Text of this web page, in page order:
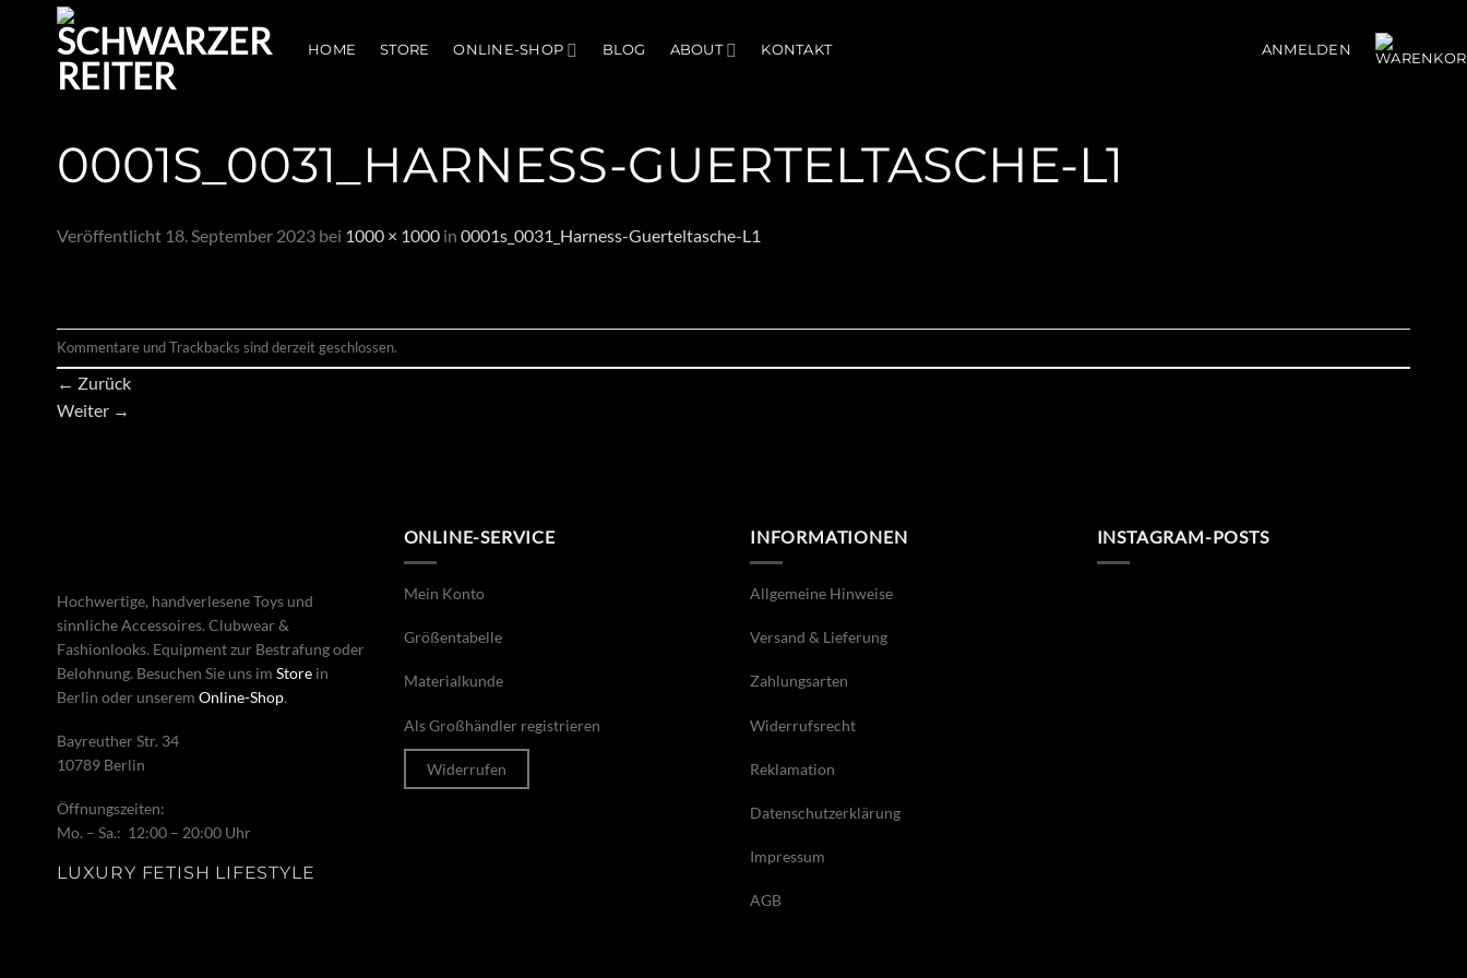
springen
HOME STORE ONLINE-SHOP BLOG ABOUT KONTAKT ANMELDEN
0001S_0031_HARNESS-GUERTELTASCHE-L1
Veröffentlicht 18. September 2023 bei 1000 × 1000 in 0001s_0031_Harness-Guerteltasche-L1
Kommentare und Trackbacks sind derzeit geschlossen.
← Zurück
Weiter →
Hochwertige, handverlesene Toys und
sinnliche Accessoires. Clubwear &
Fashionlooks. Equipment zur Bestrafung oder
Belohnung. Besuchen Sie uns im Store in
Berlin oder unserem Online-Shop.
Bayreuther Str. 34
10789 Berlin
Öffnungszeiten:
Mo. – Sa.: 12:00 – 20:00 Uhr
LUXURY FETISH LIFESTYLE
ONLINE-SERVICE
Mein Konto
Größentabelle
Materialkunde
Als Großhändler registrieren
Widerrufen
INFORMATIONEN
Allgemeine Hinweise
Versand & Lieferung
Zahlungsarten
Widerrufsrecht
Reklamation
Datenschutzerklärung
Impressum
AGB
INSTAGRAM-POSTS